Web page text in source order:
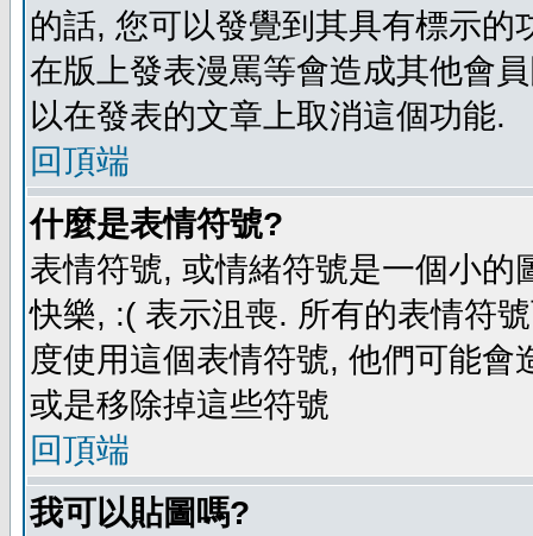
的話, 您可以發覺到其具有標示
在版上發表漫罵等會造成其他會
以在發表的文章上取消這個功能.
回頂端
什麼是表情符號?
表情符號, 或情緒符號是一個小
快樂, :( 表示沮喪. 所有的表情符
度使用這個表情符號, 他們可能
或是移除掉這些符號
回頂端
我可以貼圖嗎?